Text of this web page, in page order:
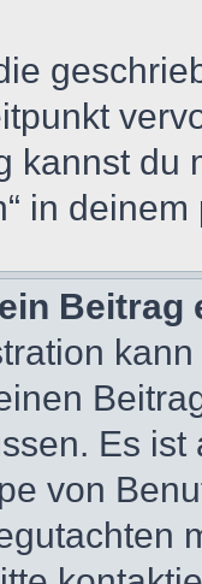
kannst du
in
Es
von